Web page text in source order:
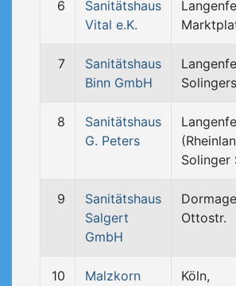
6
Sanitätshaus
Vital e.K.
7
Sanitätshaus
Binn GmbH
8
Sanitätshaus
G. Peters
Solinger
9
Sanitätshaus
Salgert
GmbH
Ottostr.
10
Malzkorn
Köln,